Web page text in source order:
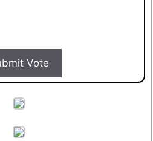
Vote